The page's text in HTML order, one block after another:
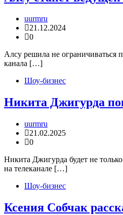
uurmru
21.12.2024
0
Алсу решила не ограничиваться
канала […]
Шоу-бизнес
Никита Джигурда
uurmru
21.02.2025
0
Никита Джигурда будет не
на телеканале […]
Шоу-бизнес
Ксения Собчак